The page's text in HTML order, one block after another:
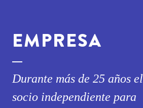
EMPRESA
Durante más de 25 años el
socio independiente para